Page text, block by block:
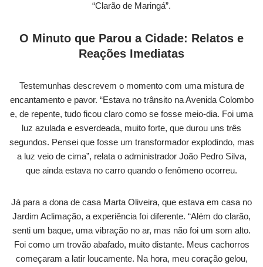
“Clarão de Maringá”.
O Minuto que Parou a Cidade: Relatos e
Reações Imediatas
Testemunhas descrevem o momento com uma mistura de
encantamento e pavor. “Estava no trânsito na Avenida Colombo
e, de repente, tudo ficou claro como se fosse meio-dia. Foi uma
luz azulada e esverdeada, muito forte, que durou uns três
segundos. Pensei que fosse um transformador explodindo, mas
a luz veio de cima”, relata o administrador João Pedro Silva,
que ainda estava no carro quando o fenômeno ocorreu.
Já para a dona de casa Marta Oliveira, que estava em casa no
Jardim Aclimação, a experiência foi diferente. “Além do clarão,
senti um baque, uma vibração no ar, mas não foi um som alto.
Foi como um trovão abafado, muito distante. Meus cachorros
começaram a latir loucamente. Na hora, meu coração gelou,